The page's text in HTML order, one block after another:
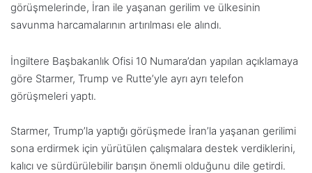
görüşmelerinde, İran ile yaşanan gerilim ve ülkesinin
savunma harcamalarının artırılması ele alındı.
İngiltere Başbakanlık Ofisi 10 Numara’dan yapılan açıklamaya
göre Starmer, Trump ve Rutte’yle ayrı ayrı telefon
görüşmeleri yaptı.
Starmer, Trump’la yaptığı görüşmede İran’la yaşanan gerilimi
sona erdirmek için yürütülen çalışmalara destek verdiklerini,
kalıcı ve sürdürülebilir barışın önemli olduğunu dile getirdi.